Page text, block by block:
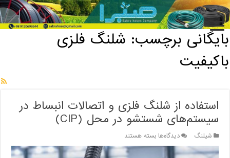
خانه / بایگانی برچسب: شلنگ فلزی باکیفیت
بایگانی برچسب: شلنگ فلزی
باکیفیت
استفاده از شلنگ فلزی و اتصالات انبساط در
سیستم‌های شستشو در محل (CIP)
شیلنگ دیدگاه‌هابرای
استفاده
بسته هستند